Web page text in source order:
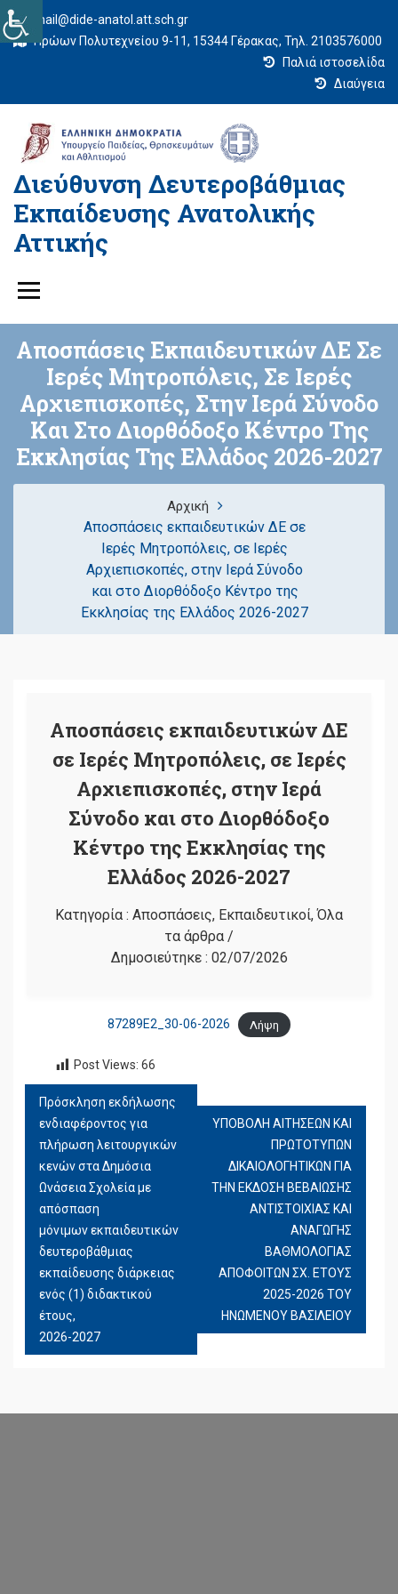
mail@dide-anatol.att.sch.gr
Ηρώων Πολυτεχνείου 9-11, 15344 Γέρακας, Τηλ. 2103576000
Παλιά ιστοσελίδα
Διαύγεια
Διεύθυνση Δευτεροβάθμιας
Εκπαίδευσης Ανατολικής
Αττικής
Αποσπάσεις Εκπαιδευτικών ΔΕ Σε
Ιερές Μητροπόλεις, Σε Ιερές
Αρχιεπισκοπές, Στην Ιερά Σύνοδο
Και Στο Διορθόδοξο Κέντρο Της
Εκκλησίας Της Ελλάδος 2026-2027
Αρχική
Αποσπάσεις εκπαιδευτικών ΔΕ σε
Ιερές Μητροπόλεις, σε Ιερές
Αρχιεπισκοπές, στην Ιερά Σύνοδο
και στο Διορθόδοξο Κέντρο της
Εκκλησίας της Ελλάδος 2026-2027
Αποσπάσεις εκπαιδευτικών ΔΕ
σε Ιερές Μητροπόλεις, σε Ιερές
Αρχιεπισκοπές, στην Ιερά
Σύνοδο και στο Διορθόδοξο
Κέντρο της Εκκλησίας της
Ελλάδος 2026-2027
Κατηγορία : Αποσπάσεις, Εκπαιδευτικοί,Όλα
τα άρθρα /
Δημοσιεύτηκε : 02/07/2026
87289Ε2_30-06-2026 Λήψη
Post Views: 66
ΠΛΟΉΓΗΣΗ
ΆΡΘΡΩΝ
Πρόσκληση εκδήλωσης
ενδιαφέροντος για
πλήρωση λειτουργικών
κενών στα Δημόσια
Ωνάσεια Σχολεία με
απόσπαση
μόνιμων εκπαιδευτικών
δευτεροβάθμιας
εκπαίδευσης διάρκειας
ενός (1) διδακτικού
έτους,
2026-2027
ΥΠΟΒΟΛΗ ΑΙΤΗΣΕΩΝ ΚΑΙ
ΠΡΩΤΟΤΥΠΩΝ
ΔΙΚΑΙΟΛΟΓΗΤΙΚΩΝ ΓΙΑ
ΤΗΝ ΕΚΔΟΣΗ ΒΕΒΑΙΩΣΗΣ
ΑΝΤΙΣΤΟΙΧΙΑΣ ΚΑΙ
ΑΝΑΓΩΓΗΣ
ΒΑΘΜΟΛΟΓΙΑΣ
ΑΠΟΦΟΙΤΩΝ ΣΧ. ΕΤΟΥΣ
2025-2026 ΤΟΥ
ΗΝΩΜΕΝΟΥ ΒΑΣΙΛΕΙΟΥ